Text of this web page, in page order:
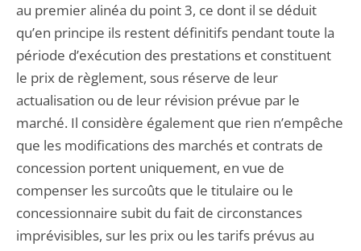
au premier alinéa du point 3, ce dont il se déduit
qu’en principe ils restent définitifs pendant toute la
période d’exécution des prestations et constituent
le prix de règlement, sous réserve de leur
actualisation ou de leur révision prévue par le
marché. Il considère également que rien n’empêche
que les modifications des marchés et contrats de
concession portent uniquement, en vue de
compenser les surcoûts que le titulaire ou le
concessionnaire subit du fait de circonstances
imprévisibles, sur les prix ou les tarifs prévus au